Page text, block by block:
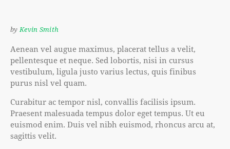
byKevin Smith
Aenean vel augue maximus, placerat tellus a velit,
pellentesque et neque. Sed lobortis, nisi in cursus
vestibulum, ligula justo varius lectus, quis finibus
purus nisl vel quam.
Curabitur ac tempor nisl, convallis facilisis ipsum.
Praesent malesuada tempus dolor eget tempus. Ut eu
euismod enim. Duis vel nibh euismod, rhoncus arcu at,
sagittis velit.